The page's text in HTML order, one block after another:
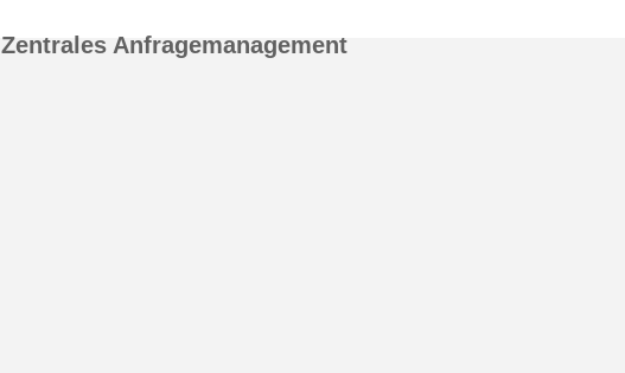
Zentrales Anfragemanagement